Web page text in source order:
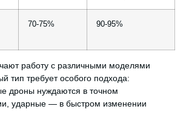
70-75% 90-95%
работу с различными моделями
тип требует особого подхода:
дроны нуждаются в точном
ударные — в быстром изменении